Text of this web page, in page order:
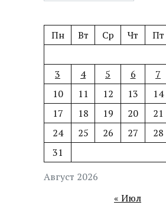
Август 2026
Пн Вт Ср Чт Пт
3
4 5 6 7
10
11 12 13 14
17
18 19 20 21
24
25 26 27 28
31
« Июл